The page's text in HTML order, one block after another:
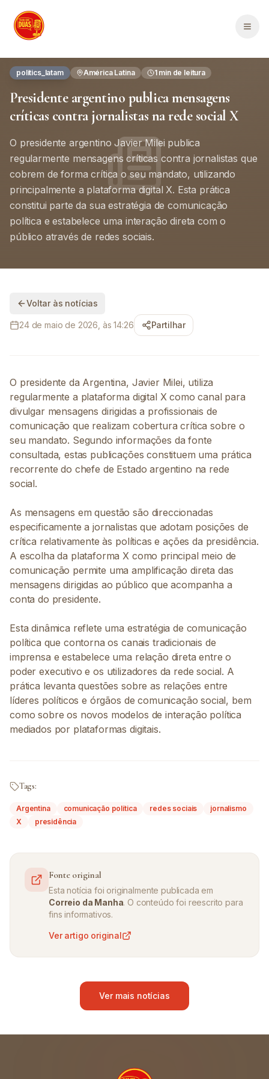
politics_latam América Latina 1min de leitura
Presidente argentino publica mensagens
críticas contra jornalistas na rede social X
O presidente argentino Javier Milei publica
regularmente mensagens críticas contra jornalistas que
cobrem de forma crítica o seu mandato, utilizando
principalmente a plataforma digital X. Esta prática
constitui parte da sua estratégia de comunicação
política e estabelece uma interação direta com o
público através de redes sociais.
Voltar às notícias
24 de maio de 2026, às 14:26 Partilhar
O presidente da Argentina, Javier Milei, utiliza
regularmente a plataforma digital X como canal para
divulgar mensagens dirigidas a profissionais de
comunicação que realizam cobertura crítica sobre o
seu mandato. Segundo informações da fonte
consultada, estas publicações constituem uma prática
recorrente do chefe de Estado argentino na rede
social.
As mensagens em questão são direccionadas
especificamente a jornalistas que adotam posições de
crítica relativamente às políticas e ações da presidência.
A escolha da plataforma X como principal meio de
comunicação permite uma amplificação direta das
mensagens dirigidas ao público que acompanha a
conta do presidente.
Esta dinâmica reflete uma estratégia de comunicação
política que contorna os canais tradicionais de
imprensa e estabelece uma relação direta entre o
poder executivo e os utilizadores da rede social. A
prática levanta questões sobre as relações entre
líderes políticos e órgãos de comunicação social, bem
como sobre os novos modelos de interação política
mediados por plataformas digitais.
Tags:
Argentina comunicação política redes sociais
jornalismo
X
presidência
Fonte original
Esta notícia foi originalmente publicada em
Correio da Manha. O conteúdo foi reescrito para
fins informativos.
Ver artigo original
Ver mais notícias